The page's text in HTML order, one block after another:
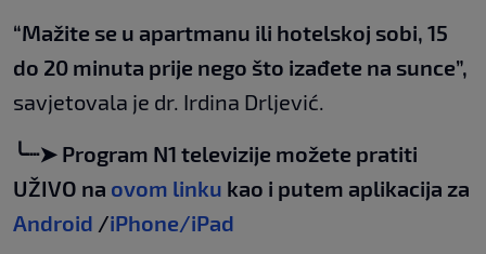
“Mažite se u apartmanu ili hotelskoj sobi, 15
do 20 minuta prije nego što izađete na sunce”,
savjetovala je dr. Irdina Drljević.
╰┈➤ Program N1 televizije možete pratiti
UŽIVO na ovom linku kao i putem aplikacija za
Android /iPhone/iPad